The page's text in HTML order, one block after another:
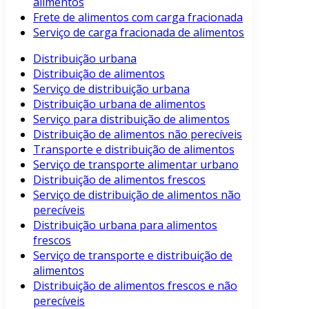
Frete de alimentos com carga fracionada
Serviço de carga fracionada de alimentos
Distribuição urbana
Distribuição de alimentos
Serviço de distribuição urbana
Distribuição urbana de alimentos
Serviço para distribuição de alimentos
Distribuição de alimentos não perecíveis
Transporte e distribuição de alimentos
Serviço de transporte alimentar urbano
Distribuição de alimentos frescos
Serviço de distribuição de alimentos não
perecíveis
Distribuição urbana para alimentos
frescos
Serviço de transporte e distribuição de
alimentos
Distribuição de alimentos frescos e não
perecíveis